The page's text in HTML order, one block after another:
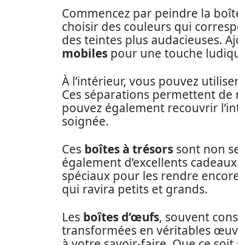
Commencez par peindre la
choisir des couleurs qui
des teintes plus audacieuses.
mobiles pour une touche
À l’intérieur, vous pouvez
Ces séparations permettent
pouvez également recouvrir
soignée.
Ces boîtes à trésors sont non
également d’excellents
spéciaux pour les rendre
qui ravira petits et grands.
Les boîtes d’œufs, souvent
transformées en véritables